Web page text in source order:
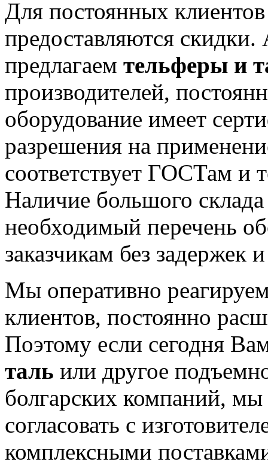
Для постоянных
предоставляются
предлагаем тельферы и
производителей,
оборудование имеет
разрешения на
соответствует ГОСТам и
Наличие большого
необходимый перечень
заказчикам без
Мы оперативно
клиентов, постоянно
Поэтому если сегодня
таль или другое
болгарских компаний,
согласовать с
комплексными